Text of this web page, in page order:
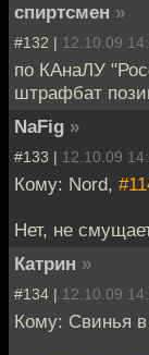
спиртсмен »
#132 | 12.10.09
по КАнаЛУ
штрафбат
NaFig »
#133 | 12.10.09
Кому: Nord,
Нет, не
Катрин »
#134 | 12.10.09
Кому: Свинья